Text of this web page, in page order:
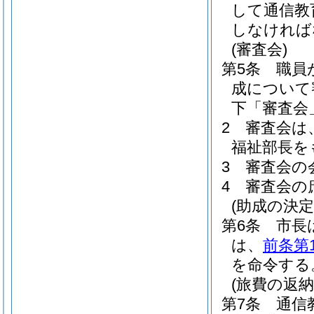
して通信
しなけれ
(審査会)
第5条
職員
成につい
下「審査
2
審査会は
福祉部長
3
審査会の
4
審査会の
(助成の決
第6条
市長
は、 前条第
を命令する
(旅費の返
第7条
通信